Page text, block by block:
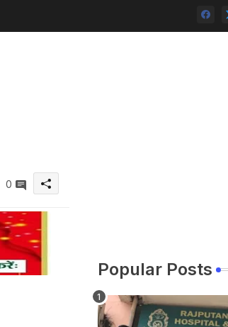
0
Popular Posts